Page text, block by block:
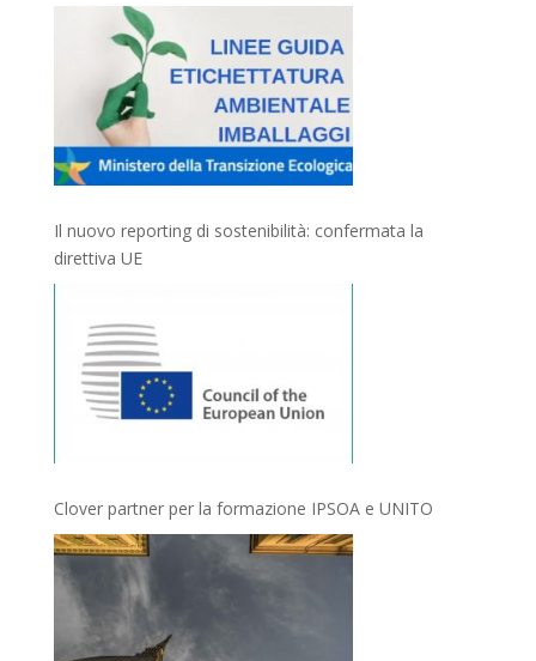
Il nuovo reporting di sostenibilità: confermata la
direttiva UE
Clover partner per la formazione IPSOA e UNITO